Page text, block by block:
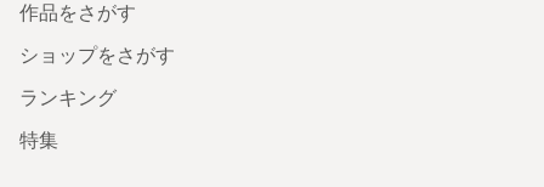
作品をさがす
ショップをさがす
ランキング
特集